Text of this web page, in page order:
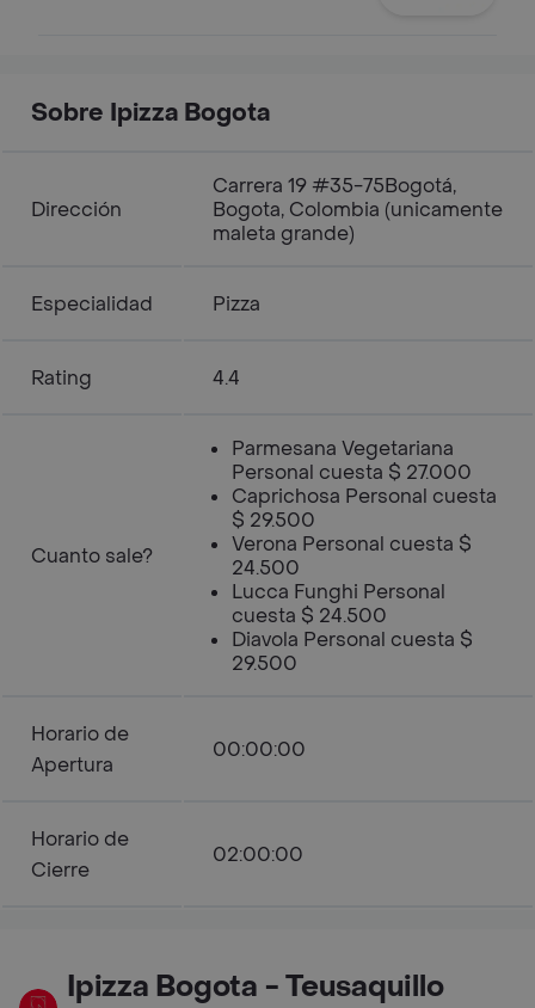
Sobre Ipizza Bogota
Dirección
Carrera 19 #35-75Bogotá,
Bogota, Colombia (unicamente
maleta grande)
Especialidad Pizza
Rating 4.4
Cuanto sale?
Parmesana Vegetariana
Personal cuesta $ 27.000
Caprichosa Personal cuesta
$ 29.500
Verona Personal cuesta $
24.500
Lucca Funghi Personal
cuesta $ 24.500
Diavola Personal cuesta $
29.500
Horario de
Apertura
00:00:00
Horario de
Cierre
02:00:00
Ipizza Bogota - Teusaquillo